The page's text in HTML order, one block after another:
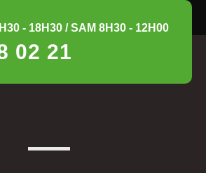
- 18H30 / SAM 8H30 - 12H00
02 21